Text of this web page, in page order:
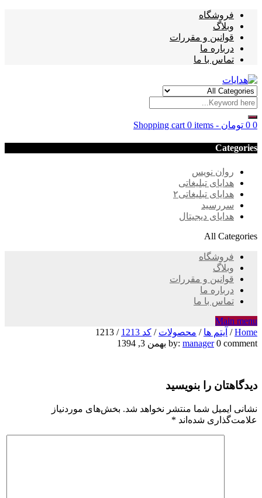
فروشگاه
وبلاگ
قوانین و مقررات
درباره ما
تماس با ما
Shopping cart 0 items - 0 تومان 0
Categories
روان نویس
هدایای تبلیغاتی
هدایای تبلیغاتی۲
سررسید
هدایای دیجیتال
All Categories
فروشگاه
وبلاگ
قوانین و مقررات
درباره ما
تماس با ما
Main menu
Home
/ آیتم ها / محصولات / کد 1213 /
1213
1213
by: manager 0 comment بهمن 3, 1394
دیدگاهتان را بنویسید
نشانی ایمیل شما منتشر نخواهد شد. بخش‌های موردنیاز
علامت‌گذاری شده‌اند *